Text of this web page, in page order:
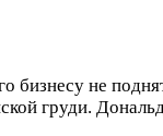
бизнесу не
груди.